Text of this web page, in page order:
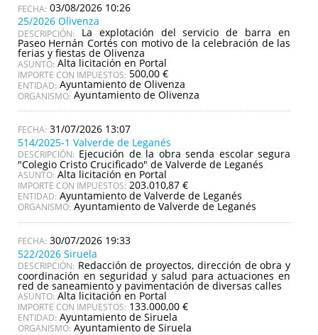
03/08/2026 10:26
25/2026 Olivenza
DESCRIPCIÓN: La explotación del servicio de barra en
Paseo Hernán Cortés con motivo de la celebración de las
ferias y fiestas de Olivenza
ASUNTO: Alta licitación en Portal
IMPORTE CON IMPUESTOS: 500,00 €
ENTIDAD: Ayuntamiento de Olivenza
ORGANISMO: Ayuntamiento de Olivenza
31/07/2026 13:07
514/2025-1 Valverde de Leganés
DESCRIPCIÓN: Ejecución de la obra senda escolar segura
"Colegio Cristo Crucificado" de Valverde de Leganés
ASUNTO: Alta licitación en Portal
IMPORTE CON IMPUESTOS: 203.010,87 €
ENTIDAD: Ayuntamiento de Valverde de Leganés
ORGANISMO: Ayuntamiento de Valverde de Leganés
30/07/2026 19:33
522/2026 Siruela
DESCRIPCIÓN: Redacción de proyectos, dirección de obra y
coordinación en seguridad y salud para actuaciones en
red de saneamiento y pavimentación de diversas calles
ASUNTO: Alta licitación en Portal
IMPORTE CON IMPUESTOS: 133.000,00 €
ENTIDAD: Ayuntamiento de Siruela
ORGANISMO: Ayuntamiento de Siruela